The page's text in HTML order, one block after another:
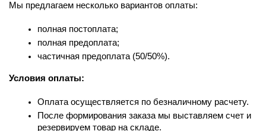
Мы предлагаем несколько вариантов оплаты:
полная постоплата;
полная предоплата;
частичная предоплата (50/50%).
Условия оплаты:
Оплата осуществляется по безналичному расчету.
После формирования заказа мы выставляем счет и
резервируем товар на складе.